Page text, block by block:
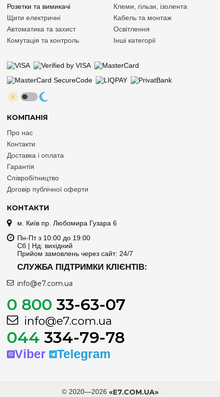
КОНТАКТИ
м. Київ пр. Любомира Гузара 6
Пн-Пт з 10:00 до 19:00
Сб | Нд: вихідний
Прийом замовлень через сайт: 24/7
СЛУЖБА ПІДТРИМКИ КЛІЄНТІВ:
info@e7.com.ua
0 800 33-63-07
info@e7.com.ua
044 334-79-78
Viber Telegram
КОМПАНІЯ
Про нас
Контакти
Доставка і оплата
Гарантія
Співробітництво
Договір публічної оферти
Розетки та вимикачі
Щити електричні
Автоматика та захист
Комутація та контроль
Клеми, гільзи, ізолента
Кабель та монтаж
Освітлення
Інші категорії
© 2020—2026 «E7.COM.UA»